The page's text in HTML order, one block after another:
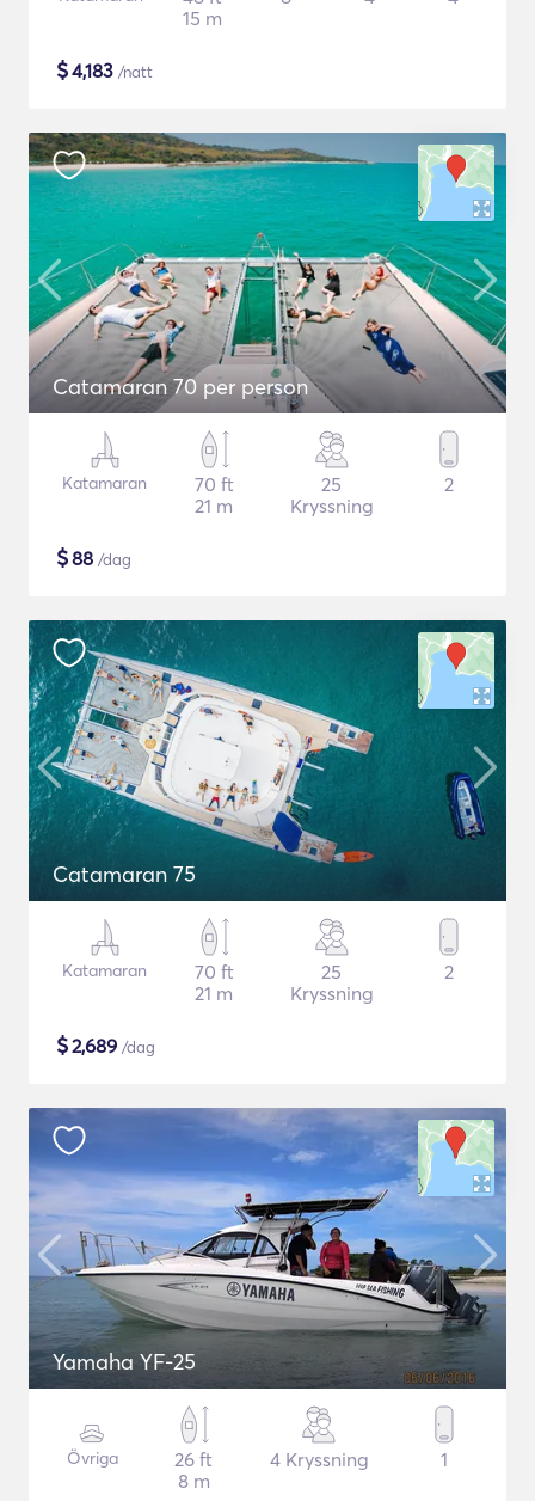
15 m
$4,183 /natt
Catamaran 70 per person
Katamaran
70 ft
21 m
25
Kryssning
2
$88 /dag
Catamaran 75
Katamaran
70 ft
21 m
25
Kryssning
2
$2,689 /dag
Yamaha YF-25
Övriga
26 ft
8 m
4 Kryssning 1